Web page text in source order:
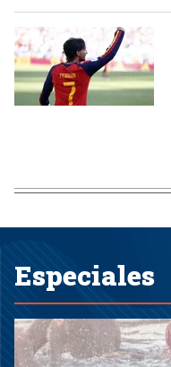
Especiales